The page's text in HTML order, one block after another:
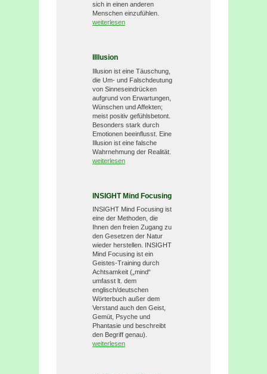
sich in einen anderen
Menschen einzufühlen.
weiterlesen
IIllusion
Illusion ist eine Täuschung,
die Um- und Falschdeutung
von Sinneseindrücken
aufgrund von Erwartungen,
Wünschen und Affekten;
meist positiv gefühlsbetont.
Besonders stark durch
Emotionen beeinflusst. Eine
Illusion ist eine falsche
Wahrnehmung der Realität.
weiterlesen
INSIGHT Mind Focusing
INSIGHT Mind Focusing ist
eine der Methoden, die
Ihnen den freien Zugang zu
den Gesetzen der Natur
wieder herstellen. INSIGHT
Mind Focusing ist ein
Geistes-Training durch
Achtsamkeit („mind“
umfasst lt. dem
englisch/deutschen
Wörterbuch außer dem
Verstand auch den Geist,
Gemüt, Psyche und
Phantasie und beschreibt
den Begriff genau).
weiterlesen